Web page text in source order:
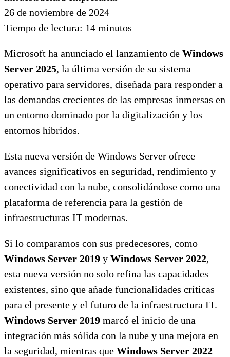
26 de noviembre de 2024
Tiempo de lectura: 14 minutos
Microsoft ha anunciado el lanzamiento de Windows
Server 2025, la última versión de su sistema
operativo para servidores, diseñada para responder a
las demandas crecientes de las empresas inmersas en
un entorno dominado por la digitalización y los
entornos híbridos.
Esta nueva versión de Windows Server ofrece
avances significativos en seguridad, rendimiento y
conectividad con la nube, consolidándose como una
plataforma de referencia para la gestión de
infraestructuras IT modernas.
Si lo comparamos con sus predecesores, como
Windows Server 2019 y Windows Server 2022,
esta nueva versión no solo refina las capacidades
existentes, sino que añade funcionalidades críticas
para el presente y el futuro de la infraestructura IT.
Windows Server 2019 marcó el inicio de una
integración más sólida con la nube y una mejora en
la seguridad, mientras que Windows Server 2022